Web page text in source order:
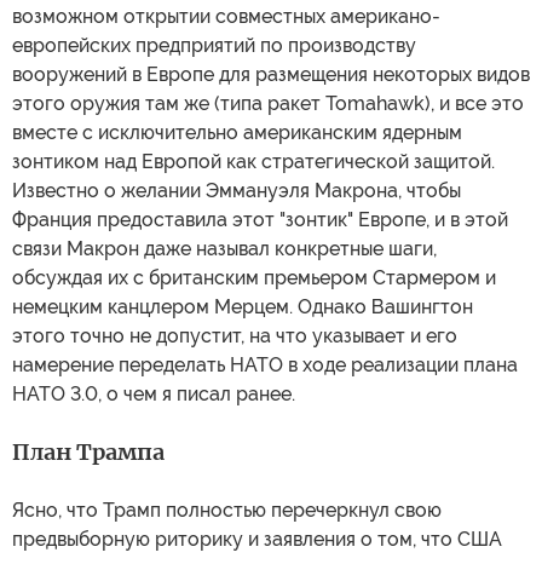
возможном открытии совместных американо-
европейских предприятий по производству
вооружений в Европе для размещения некоторых видов
этого оружия там же (типа ракет Tomahawk), и все это
вместе с исключительно американским ядерным
зонтиком над Европой как стратегической защитой.
Известно о желании Эммануэля Макрона, чтобы
Франция предоставила этот "зонтик" Европе, и в этой
связи Макрон даже называл конкретные шаги,
обсуждая их с британским премьером Стармером и
немецким канцлером Мерцем. Однако Вашингтон
этого точно не допустит, на что указывает и его
намерение переделать НАТО в ходе реализации плана
НАТО 3.0, о чем я писал ранее.
План Трампа
Ясно, что Трамп полностью перечеркнул свою
предвыборную риторику и заявления о том, что США